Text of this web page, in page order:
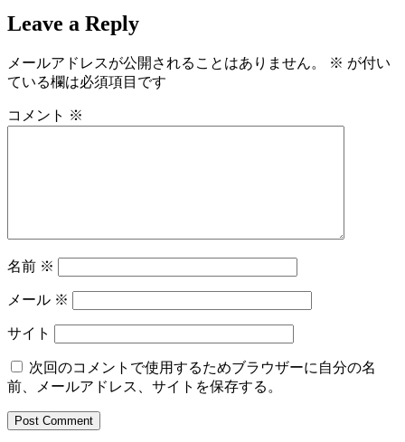
Leave a Reply
メールアドレスが公開されることはありません。 ※ が付い
ている欄は必須項目です
コメント ※
名前 ※
メール ※
サイト
次回のコメントで使用するためブラウザーに自分の名
前、メールアドレス、サイトを保存する。